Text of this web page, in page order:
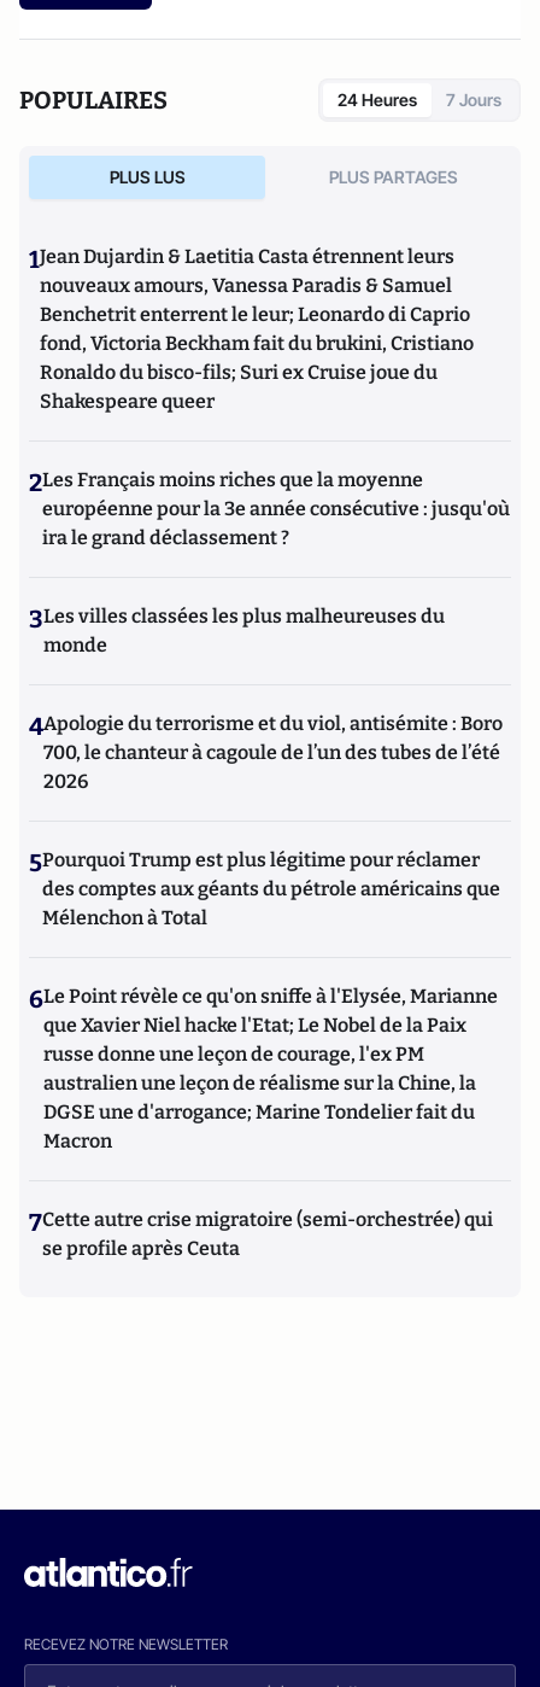
POPULAIRES 24 Heures 7 Jours
PLUS LUS PLUS PARTAGES
1Jean Dujardin & Laetitia Casta étrennent leurs
nouveaux amours, Vanessa Paradis & Samuel
Benchetrit enterrent le leur; Leonardo di Caprio
fond, Victoria Beckham fait du brukini, Cristiano
Ronaldo du bisco-fils; Suri ex Cruise joue du
Shakespeare queer
2Les Français moins riches que la moyenne
européenne pour la 3e année consécutive : jusqu'où
ira le grand déclassement ?
3Les villes classées les plus malheureuses du
monde
4Apologie du terrorisme et du viol, antisémite : Boro
700, le chanteur à cagoule de l’un des tubes de l’été
2026
5Pourquoi Trump est plus légitime pour réclamer
des comptes aux géants du pétrole américains que
Mélenchon à Total
6Le Point révèle ce qu'on sniffe à l'Elysée, Marianne
que Xavier Niel hacke l'Etat; Le Nobel de la Paix
russe donne une leçon de courage, l'ex PM
australien une leçon de réalisme sur la Chine, la
DGSE une d'arrogance; Marine Tondelier fait du
Macron
7Cette autre crise migratoire (semi-orchestrée) qui
se profile après Ceuta
RECEVEZ NOTRE NEWSLETTER